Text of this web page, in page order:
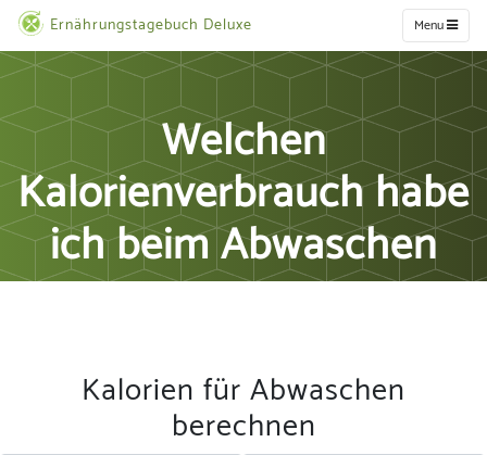
Ernährungstagebuch Deluxe Menu
Welchen
Kalorienverbrauch habe
ich beim Abwaschen
Kalorien für Abwaschen
berechnen